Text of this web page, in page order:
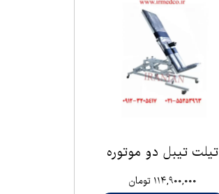
تیلت تیبل دو موتوره
۱۱۴,۹۰۰,۰۰۰ تومان